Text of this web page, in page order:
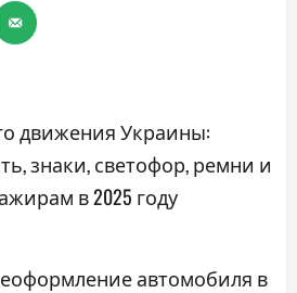
движения Украины:
знаки, светофор, ремни и
в 2025 году
автомобиля в